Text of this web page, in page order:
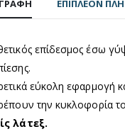
ΕΠΙΠΛΈΟΝ
επίδεσμος έσω
εύκολη εφαρμογή
την κυκλοφορία
λάτεξ.